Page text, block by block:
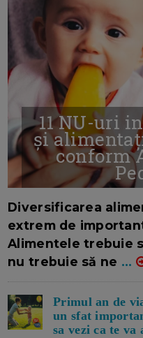
11 NU-uri
și
conform
Diversificarea
extrem de
Alimentele trebuie
nu trebuie să ne ...
Primul an de
un sfat
sa vezi ca te va